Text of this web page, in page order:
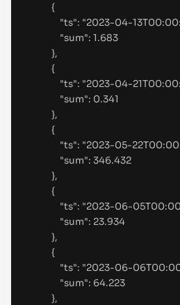
{
"ts": "2023-04-
"sum": 1.683
},
{
"ts": "2023-04-
"sum": 0.341
},
{
"ts": "2023-05-
"sum": 346.432
},
{
"ts": "2023-06-
"sum": 23.934
},
{
"ts": "2023-06-
"sum": 64.223
},